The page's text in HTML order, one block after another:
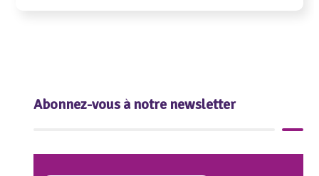
Abonnez-vous à notre newsletter